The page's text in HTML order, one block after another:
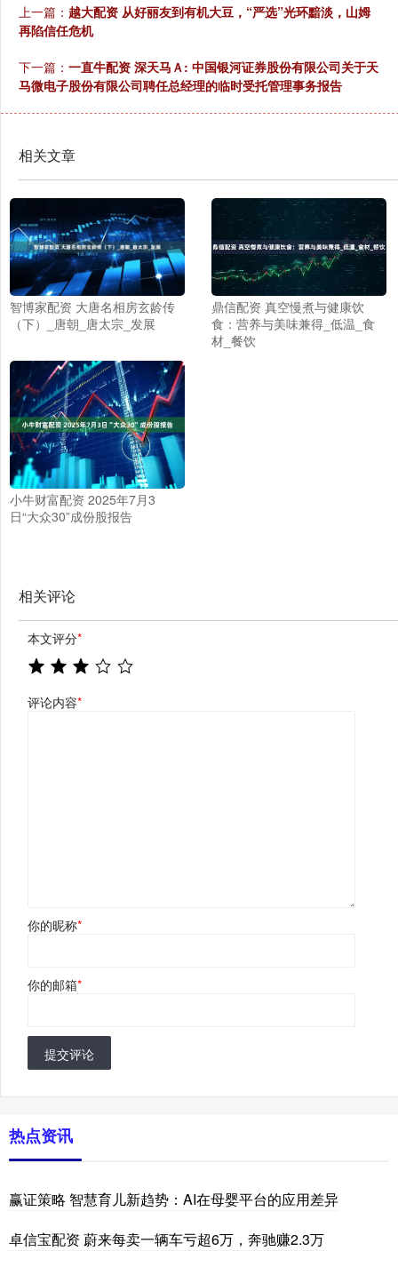
上一篇： 越大配资 从好丽友到有机大豆，“严选”光环黯淡，山姆
再陷信任危机
下一篇： 一直牛配资 深天马Ａ: 中国银河证券股份有限公司关于天
马微电子股份有限公司聘任总经理的临时受托管理事务报告
相关文章
智博家配资 大唐名相房玄龄传
（下）_唐朝_唐太宗_发展
鼎信配资 真空慢煮与健康饮
食：营养与美味兼得_低温_食
材_餐饮
小牛财富配资 2025年7月3
日“大众30”成份股报告
相关评论
本文评分*
评论内容*
你的昵称*
你的邮箱*
提交评论
热点资讯
赢证策略 智慧育儿新趋势：AI在母婴平台的应用差异
卓信宝配资 蔚来每卖一辆车亏超6万，奔驰赚2.3万